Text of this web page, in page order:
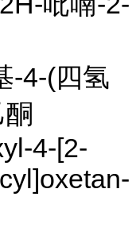
-4-(四氢
4-[2-